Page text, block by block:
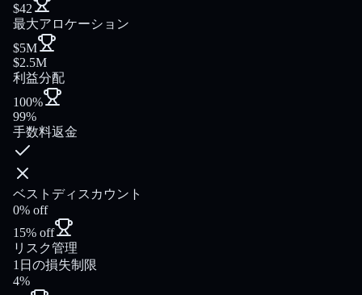
$42
最大アロケーション
$5M
$2.5M
利益分配
100%
99%
手数料返金
ベストディスカウント
0% off
15% off
リスク管理
1日の損失制限
4%